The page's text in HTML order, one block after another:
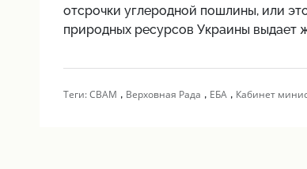
отсрочки углеродной пошлины, или
природных ресурсов Украины выдает
Теги:CBAM , Верховная Рада , ЕБА, Кабинет